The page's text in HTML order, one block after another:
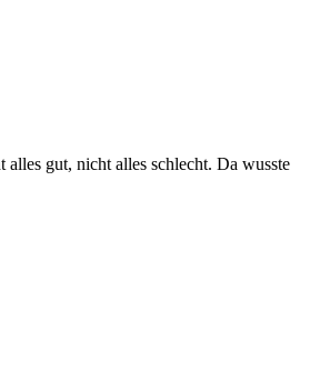
gut, nicht alles schlecht. Da wusste